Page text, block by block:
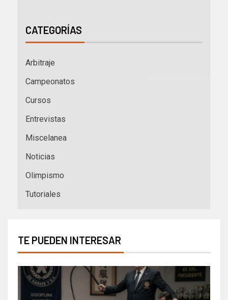
CATEGORÍAS
Arbitraje
Campeonatos
Cursos
Entrevistas
Miscelanea
Noticias
Olimpismo
Tutoriales
TE PUEDEN INTERESAR